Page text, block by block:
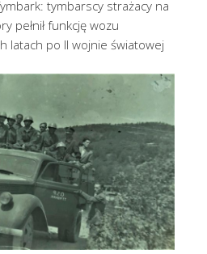
tymbarscy strażacy na
pełnił funkcję wozu
latach po II wojnie światowej